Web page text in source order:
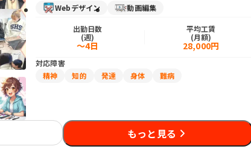
Webデザイン
動画編集
出勤日数
(週)
～4日
平均工賃
(月額)
28,000円
対応障害
精神
知的 発達 身体 難病
もっと見る